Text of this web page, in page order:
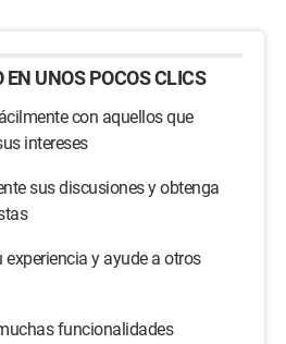
UNOS POCOS CLICS
con aquellos que
intereses
sus discusiones y obtenga
experiencia y ayude a otros
funcionalidades